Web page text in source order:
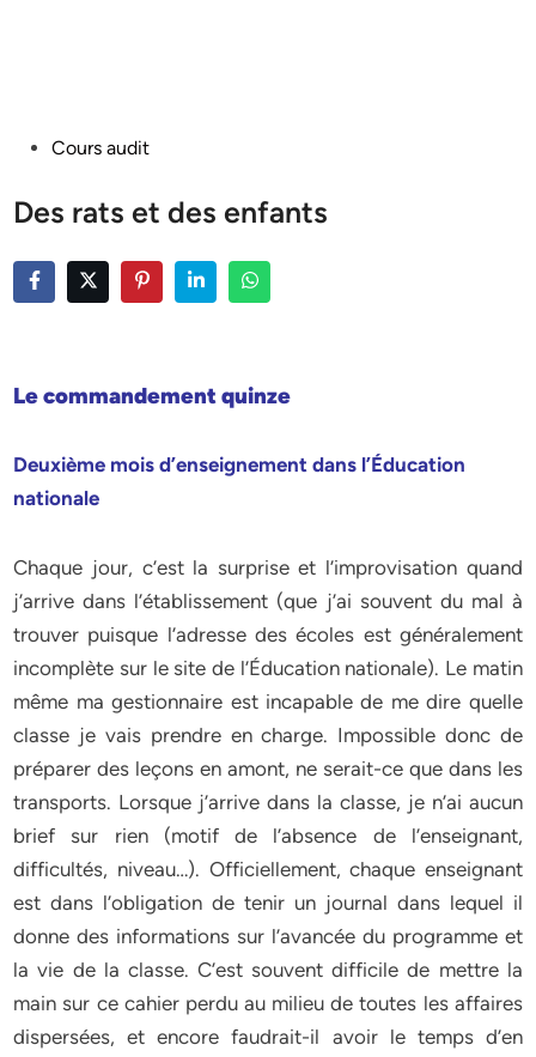
PostedCours audit
Des rats et des enfants
Le commandement quinze
Deuxième mois d’enseignement dans l’Éducation
nationale
Chaque jour, c’est la surprise et l’improvisation quand
j’arrive dans l’établissement (que j’ai souvent du mal à
trouver puisque l’adresse des écoles est généralement
incomplète sur le site de l’Éducation nationale). Le matin
même ma gestionnaire est incapable de me dire quelle
classe je vais prendre en charge. Impossible donc de
préparer des leçons en amont, ne serait-ce que dans les
transports. Lorsque j’arrive dans la classe, je n’ai aucun
brief sur rien (motif de l’absence de l’enseignant,
difficultés, niveau…). Officiellement, chaque enseignant
est dans l’obligation de tenir un journal dans lequel il
donne des informations sur l’avancée du programme et
la vie de la classe. C’est souvent difficile de mettre la
main sur ce cahier perdu au milieu de toutes les affaires
dispersées, et encore faudrait-il avoir le temps d’en